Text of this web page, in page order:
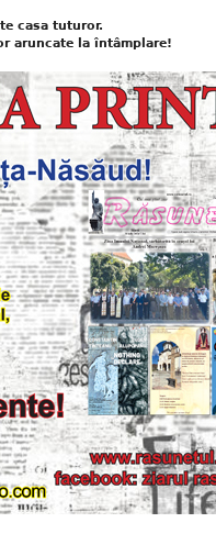
casa tuturor.
aruncate la întâmplare!